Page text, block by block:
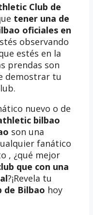
Club de
tener una de
oficiales en
observando
estés en la
prendas son
demostrar tu
nuevo o de
bilbao
son una
fanático
, ¿qué mejor
que con una
?¡Revela tu
de Bilbao hoy